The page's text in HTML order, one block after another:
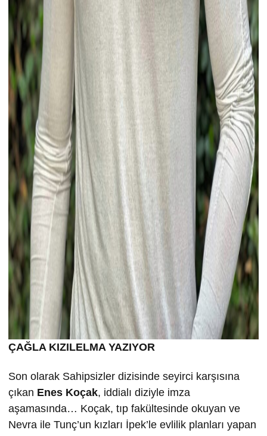
ÇAĞLA KIZILELMA YAZIYOR
Son olarak Sahipsizler dizisinde seyirci karşısına
çıkan Enes Koçak, iddialı diziyle imza
aşamasında… Koçak, tıp fakültesinde okuyan ve
Nevra ile Tunç’un kızları İpek’le evlilik planları yapan